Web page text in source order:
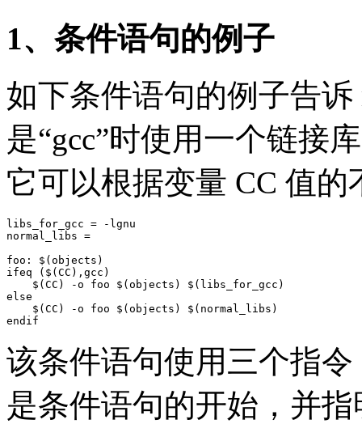
1、条件语句的例子
如下条件语句的例子告诉
是“gcc”时使用一个链接
它可以根据变量 CC 值
libs_for_gcc = -lgnu
normal_libs =
foo: $(objects)
ifeq ($(CC),gcc)
    $(CC) -o foo $(objects) $(libs_for_gcc)
else
    $(CC) -o foo $(objects) $(normal_libs)
endif
该条件语句使用三个指令
是条件语句的开始，并